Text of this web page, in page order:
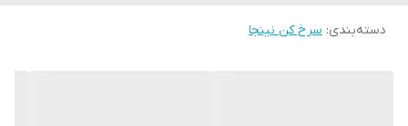
امکانات آماده سازی غذا : سرخ‌کردن بدون روغن
دسته‌بندی: سرخ کن نینجا